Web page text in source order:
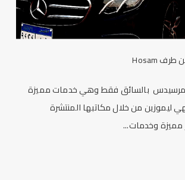
طرفHosam
مرسيدس بالسائق فقط وهي خدمات مميزة
ليموزين من خلال مكاتبها المنتشرة
مميزة وخدمات...